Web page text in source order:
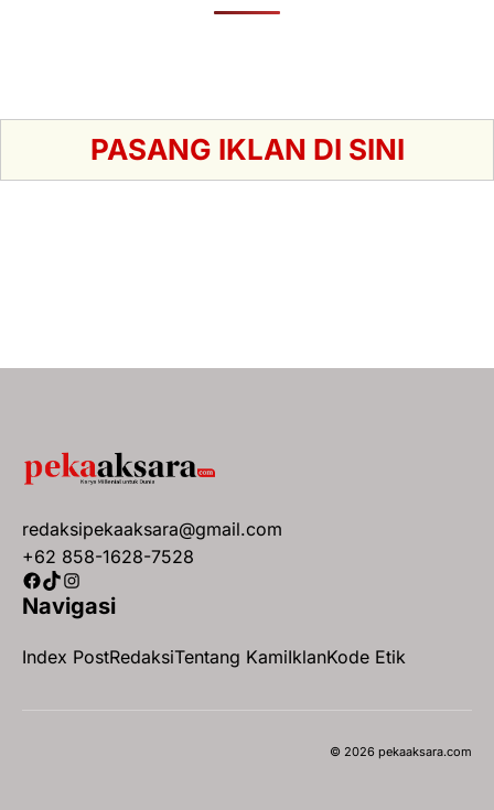
PASANG IKLAN DI SINI
redaksipekaaksara@gmail.com
+62 858-1628-7528
Facebook
TikTok
Instagram
Navigasi
Index PostRedaksiTentang KamiIklanKode Etik
© 2026 pekaaksara.com